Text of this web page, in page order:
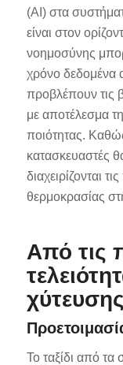
(AI) στα
είναι στον
νοημοσύνης
χρόνο δεδομένα
προβλέπουν τις
με αποτέλεσμα
ποιότητας.
κατασκευαστές
διαχειρίζονται
θερμοκρασίας
Από τις
Το ταξίδι από τα
DA
FI
NB
SV
HU
ES_MX